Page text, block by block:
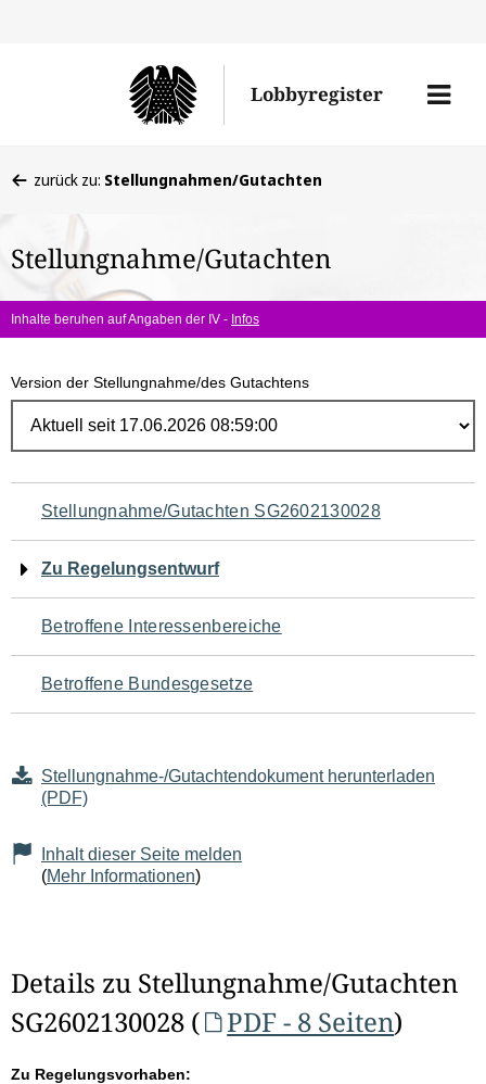
Lobbyregister
Menü
befinden
hier:
zurück zu: Stellungnahmen/Gutachten
Stellungnahme/Gutachten
Inhalte beruhen auf Angaben der IV - Infos
Version der Stellungnahme/des Gutachtens
Navigation
für
den
Seiteninhalt
Stellungnahme/Gutachten SG2602130028
Zu Regelungsentwurf
Betroffene Interessenbereiche
Betroffene Bundesgesetze
Stellungnahme-/Gutachtendokument herunterladen
(PDF)
Inhalt dieser Seite melden
(Mehr Informationen)
Details zu Stellungnahme/Gutachten
SG2602130028 (
PDF - 8 Seiten)
Zu Regelungsvorhaben: